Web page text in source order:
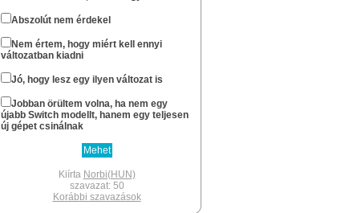
Nem gondoltam volna resolve , hogy te
még fellátogatsz az oldalra.
Xbox -os léted révén gondoltam hogy lesz
egy Series géped.
Én lassan két hete várom hogy
megjelenéskor már egyszer
berendeltem,de meguntam hogy fél év
után sem volt kapható, inkább
elruházkodtam az árát.
Switch megvan az mellé pedig hogy
tánogassam a Japánokat csak egy PS5
jöhet szóba.Nagyon sok rá a jó játék.Az új
kontroller pedig olyan élmény ami csak
PS-en van.A PSVR2 is most jön az pedig
megint egy brutál kütyü.Volt egyes VR-om,
szerettem nagyon.
Abszolút nem érdekel
Nem értem, hogy miért kell ennyi
változatban kiadni
Jó, hogy lesz egy ilyen változat is
Jobban örültem volna, ha nem egy
újabb Switch modellt, hanem egy teljesen
új gépet csinálnak
Kiírta Norbi(HUN)
szavazat: 50
Korábbi szavazások